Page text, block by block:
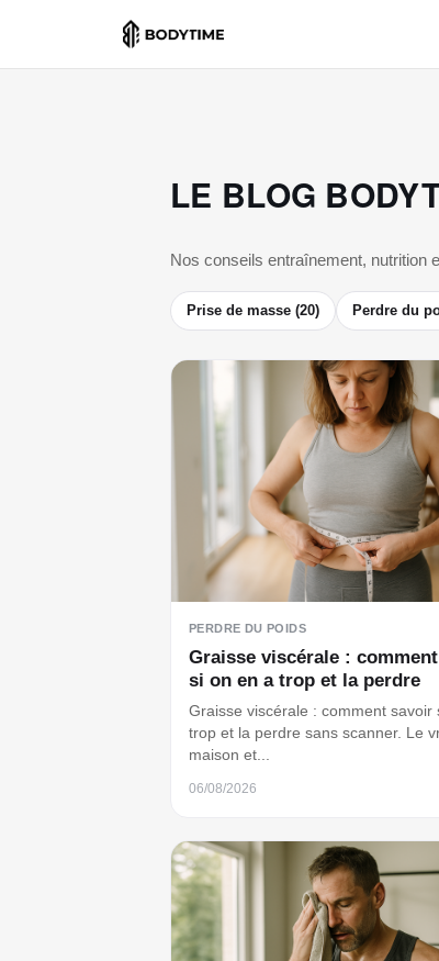
LE BLOG
Nos conseils entraînement, nutrition
Prise de masse (20) Perdre du
PERDRE DU POIDS
Graisse viscérale :
si on en a trop et la perdre
Graisse viscérale : comment savoir
trop et la perdre sans scanner. Le
maison et...
06/08/2026